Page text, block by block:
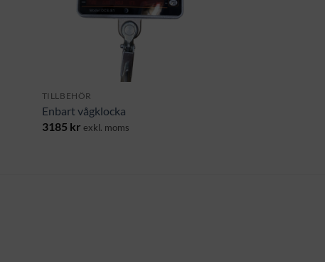
TILLBEHÖR
Enbart vågklocka
3185 kr exkl. moms